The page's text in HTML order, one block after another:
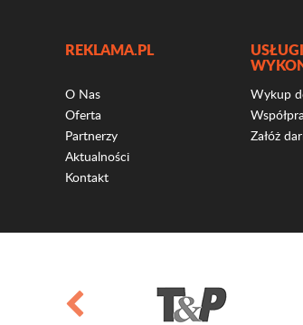
REKLAMA.PL
O Nas
Oferta
Partnerzy
Aktualności
Kontakt
Wykup
Załóż